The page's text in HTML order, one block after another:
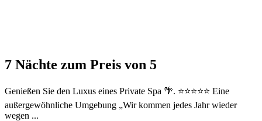
7 Nächte zum Preis von 5
Genießen Sie den Luxus eines Private Spa 🌴. ⭐⭐⭐⭐⭐ Eine
außergewöhnliche Umgebung „Wir kommen jedes Jahr wieder
wegen ...